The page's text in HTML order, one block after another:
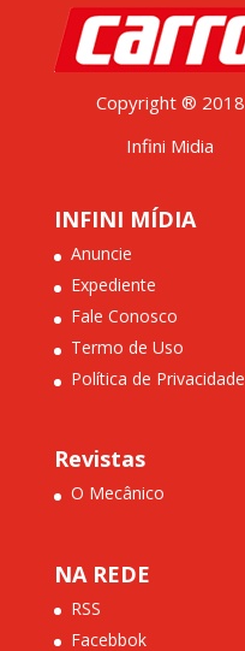
Copyright ® 2018
Infini Midia
INFINI MÍDIA
Anuncie
Expediente
Fale Conosco
Termo de Uso
Política de Privacidade
Revistas
O Mecânico
NA REDE
RSS
Facebbok